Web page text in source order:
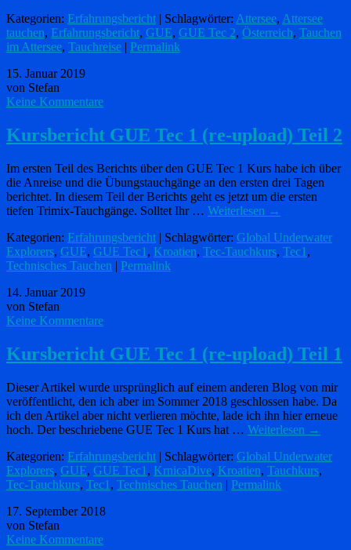
Kategorien: Erfahrungsbericht | Schlagwörter: Attersee, Attersee
tauchen, Erfahrungsbericht, GUE, GUE Tec 2, Österreich, Tauchen
im Attersee, Tauchreise
Permalink
15. Januar 2019
von Stefan
Keine Kommentare
Kursbericht GUE Tec 1 (re-upload) Teil 2
Im ersten Teil des Berichts über den GUE Tec 1 Kurs habe ich über
die Anreise und die Übungstauchgänge an den ersten drei Tagen
berichtet. In diesem Teil der Berichts geht es jetzt um die ersten
tiefen Trimix-Tauchgänge. Solltet Ihr … Weiterlesen →
Kategorien: Erfahrungsbericht | Schlagwörter: Global Underwater
Explorers, GUE, GUE Tec1 , Kroatien, Tec-Tauchkurs, Tec1 ,
Technisches Tauchen | Permalink
14. Januar 2019
von Stefan
Keine Kommentare
Kursbericht GUE Tec 1 (re-upload) Teil 1
Dieser Artikel wurde ursprünglich auf einem anderen Blog von mir
veröffentlicht, den ich aber im Sommer 2018 geschlossen habe. Da
ich den Artikel aber nicht verlieren möchte, lade ich ihn hier erneue
hoch. Der beschriebene GUE Tec 1 Kurs hat … Weiterlesen →
Kategorien: Erfahrungsbericht | Schlagwörter: Global Underwater
Explorers, GUE, GUE Tec1 , KrnicaDive, Kroatien, Tauchkurs,
Tec-Tauchkurs, Tec1 , Technisches Tauchen | Permalink
17. September 2018
von Stefan
Keine Kommentare